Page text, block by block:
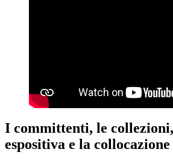
I committenti, le
espositiva e la collocazione